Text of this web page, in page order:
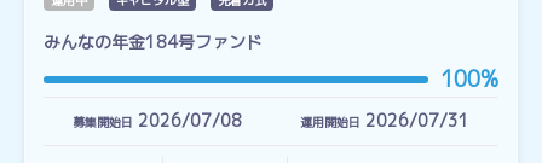
みんなの年金184号ファンド
100%
募集開始日 2026/07/08 運用開始日 2026/07/31